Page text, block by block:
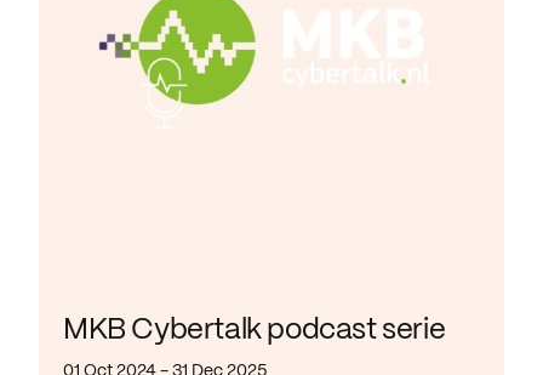
MKB Cybertalk podcast serie
01 Oct 2024 - 31 Dec 2025